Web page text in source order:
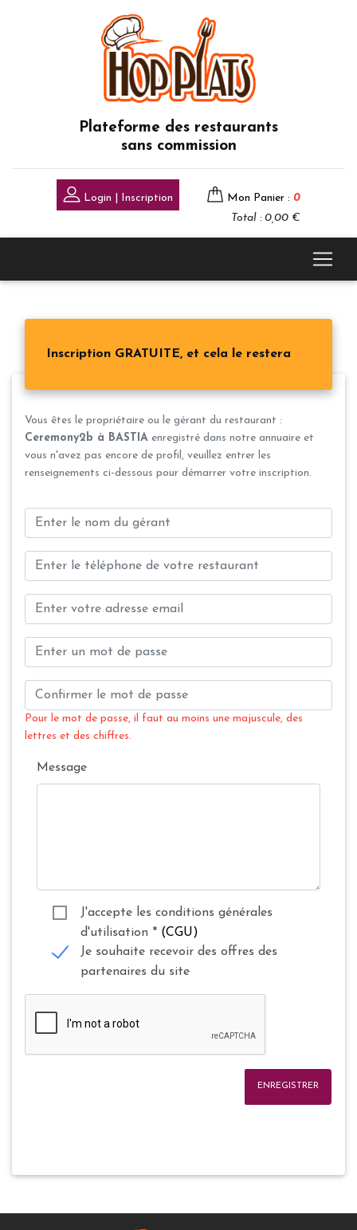
Plateforme des restaurants
sans commission
Login | Inscription Mon Panier : 0
Total : 0,00 €
Inscription GRATUITE, et cela le restera
Vous êtes le propriétaire ou le gérant du restaurant :
Ceremony2b à BASTIA enregistré dans notre annuaire et
vous n'avez pas encore de profil, veuillez entrer les
renseignements ci-dessous pour démarrer votre inscription.
Pour le mot de passe, il faut au moins une majuscule, des
lettres et des chiffres.
Message
J'accepte les conditions générales
d'utilisation * (CGU)
Je souhaite recevoir des offres des
partenaires du site
ENREGISTRER